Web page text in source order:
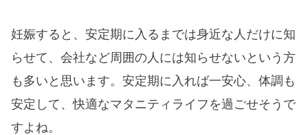
妊娠すると、安定期に入るまでは身近な人だけに知
らせて、会社など周囲の人には知らせないという方
も多いと思います。安定期に入れば一安心、体調も
安定して、快適なマタニティライフを過ごせそうで
すよね。